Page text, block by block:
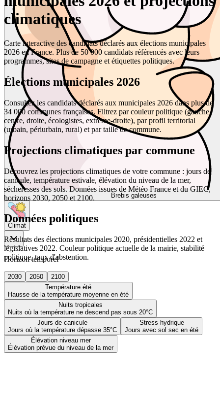
Brebis galeuses
Climat
Horizon temporel
2030 2050
2100
Température été
Hausse de la température moyenne en été
Nuits tropicales
Nuits où la température ne descend pas sous 20°C
Jours de canicule
Jours où la température dépasse 35°C
Stress hydrique
Jours avec sol sec en été
Élévation niveau mer
Élévation prévue du niveau de la mer
climatiques
Carte interactive des candidats déclarés aux élections municipales
2026 en France. Plus de 50 000 candidats référencés avec leurs
programmes, sites de campagne et étiquettes politiques.
Élections municipales 2026
Consultez les candidats déclarés aux municipales 2026 dans plus de
34 000 communes françaises. Filtrez par couleur politique (gauche,
centre, droite, écologistes, extrême-droite), par profil territorial
(urbain, périurbain, rural) et par taille de commune.
Projections climatiques par commune
Découvrez les projections climatiques de votre commune : jours de
canicule, température estivale, élévation du niveau de la mer,
sécheresses des sols. Données issues de Météo France et du GIEC,
horizons 2030, 2050 et 2100.
Données politiques
Résultats des élections municipales 2020, présidentielles 2022 et
législatives 2022. Couleur politique actuelle de la mairie, stabilité
politique, taux d'abstention.